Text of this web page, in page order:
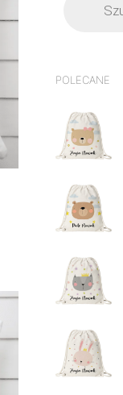
POLECANE